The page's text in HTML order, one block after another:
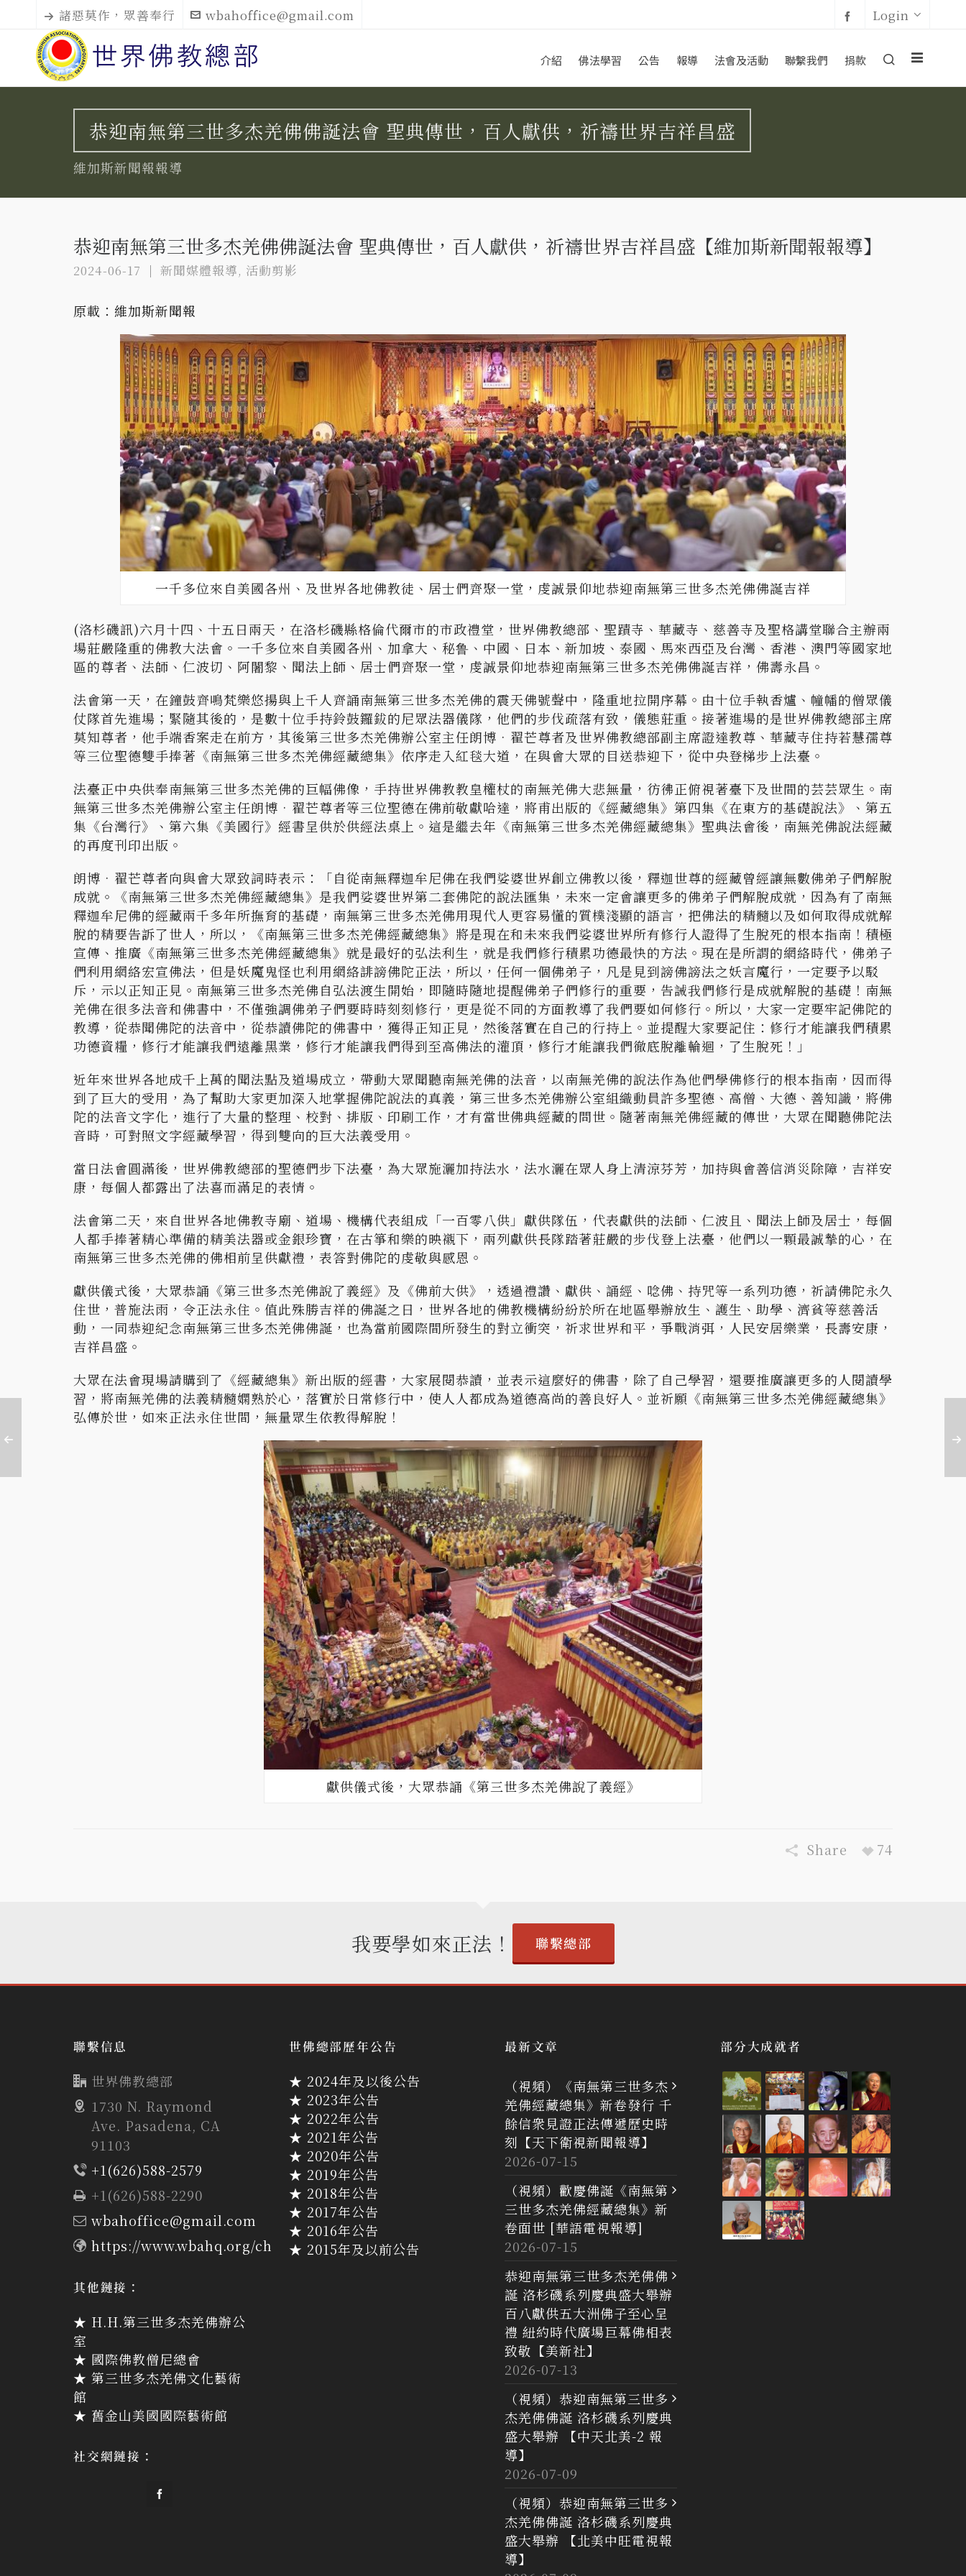
諸惡莫作，眾善奉行 wbahoffice@gmail.com Login
介紹 佛法學習 公告 報導 法會及活動 聯繫我們 捐款
恭迎南無第三世多杰羌佛佛誕法會 聖典傳世，百人獻供，祈禱世界吉祥昌盛
維加斯新聞報報導
恭迎南無第三世多杰羌佛佛誕法會 聖典傳世，百人獻供，祈禱世界吉祥昌盛【維加斯新聞報報導】
2024-06-17 新聞媒體報導, 活動剪影
原載： 維加斯新聞報
一千多位來自美國各州、及世界各地佛教徒、居士們齊聚一堂，虔誠景仰地恭迎南無第三世多杰羌佛佛誕吉祥
(洛杉磯訊)六月十四、十五日兩天，在洛杉磯縣格倫代爾市的市政禮堂，世界佛教總部、聖蹟寺、華藏寺、慈善寺及聖格講堂聯合主辦兩
場莊嚴隆重的佛教大法會。一千多位來自美國各州、加拿大、秘鲁、中國、日本、新加坡、泰國、馬來西亞及台灣、香港、澳門等國家地
區的尊者、法師、仁波切、阿闍黎、聞法上師、居士們齊聚一堂，虔誠景仰地恭迎南無第三世多杰羌佛佛誕吉祥，佛壽永昌。
法會第一天，在鐘鼓齊鳴梵樂悠揚與上千人齊誦南無第三世多杰羌佛的震天佛號聲中，隆重地拉開序幕。由十位手執香爐、幢幡的僧眾儀
仗隊首先進場；緊隨其後的，是數十位手持鈴鼓鑼鈸的尼眾法器儀隊，他們的步伐疏落有致，儀態莊重。接著進場的是世界佛教總部主席
莫知尊者，他手端香案走在前方，其後第三世多杰羌佛辦公室主任朗博•翟芒尊者及世界佛教總部副主席證達教尊、華藏寺住持若慧孺尊
等三位聖德雙手捧著《南無第三世多杰羌佛經藏總集》依序走入紅毯大道，在與會大眾的目送恭迎下，從中央登梯步上法臺。
法臺正中央供奉南無第三世多杰羌佛的巨幅佛像，手持世界佛教教皇權杖的南無羌佛大悲無量，彷彿正俯視著臺下及世間的芸芸眾生。南
無第三世多杰羌佛辦公室主任朗博•翟芒尊者等三位聖德在佛前敬獻哈達，將甫出版的《經藏總集》第四集《在東方的基礎說法》、第五
集《台灣行》、第六集《美國行》經書呈供於供經法桌上。這是繼去年《南無第三世多杰羌佛經藏總集》聖典法會後，南無羌佛說法經藏
的再度刊印出版。
朗博•翟芒尊者向與會大眾致詞時表示：「自從南無釋迦牟尼佛在我們娑婆世界創立佛教以後，釋迦世尊的經藏曾經讓無數佛弟子們解脫
成就。《南無第三世多杰羌佛經藏總集》是我們娑婆世界第二套佛陀的說法匯集，未來一定會讓更多的佛弟子們解脫成就，因為有了南無
釋迦牟尼佛的經藏兩千多年所撫育的基礎，南無第三世多杰羌佛用現代人更容易懂的質樸淺顯的語言，把佛法的精髓以及如何取得成就解
脫的精要告訴了世人，所以，《南無第三世多杰羌佛經藏總集》將是現在和未來我們娑婆世界所有修行人證得了生脫死的根本指南！積極
宣傳、推廣《南無第三世多杰羌佛經藏總集》就是最好的弘法利生，就是我們修行積累功德最快的方法。現在是所謂的網絡時代，佛弟子
們利用網絡宏宣佛法，但是妖魔鬼怪也利用網絡誹謗佛陀正法，所以，任何一個佛弟子，凡是見到謗佛謗法之妖言魔行，一定要予以駁
斥，示以正知正見。南無第三世多杰羌佛自弘法渡生開始，即隨時隨地提醒佛弟子們修行的重要，告誡我們修行是成就解脫的基礎！南無
羌佛在很多法音和佛書中，不僅強調佛弟子們要時時刻刻修行，更是從不同的方面教導了我們要如何修行。所以，大家一定要牢記佛陀的
教導，從恭聞佛陀的法音中，從恭讀佛陀的佛書中，獲得正知正見，然後落實在自己的行持上。並提醒大家要記住：修行才能讓我們積累
功德資糧，修行才能讓我們遠離黑業，修行才能讓我們得到至高佛法的灌頂，修行才能讓我們徹底脫離輪迴，了生脫死！」
近年來世界各地成千上萬的聞法點及道場成立，帶動大眾聞聽南無羌佛的法音，以南無羌佛的說法作為他們學佛修行的根本指南，因而得
到了巨大的受用，為了幫助大家更加深入地掌握佛陀說法的真義，第三世多杰羌佛辦公室組織動員許多聖德、高僧、大德、善知識，將佛
陀的法音文字化，進行了大量的整理、校對、排版、印刷工作，才有當世佛典經藏的問世。隨著南無羌佛經藏的傳世，大眾在聞聽佛陀法
音時，可對照文字經藏學習，得到雙向的巨大法義受用。
當日法會圓滿後，世界佛教總部的聖德們步下法臺，為大眾施灑加持法水，法水灑在眾人身上清涼芬芳，加持與會善信消災除障，吉祥安
康，每個人都露出了法喜而滿足的表情。
法會第二天，來自世界各地佛教寺廟、道場、機構代表組成「一百零八供」獻供隊伍，代表獻供的法師、仁波且、聞法上師及居士，每個
人都手捧著精心準備的精美法器或金銀珍寶，在古箏和樂的映襯下，兩列獻供長隊踏著莊嚴的步伐登上法臺，他們以一顆最誠摯的心，在
南無第三世多杰羌佛的佛相前呈供獻禮，表答對佛陀的虔敬與感恩。
獻供儀式後，大眾恭誦《第三世多杰羌佛說了義經》及《佛前大供》，透過禮讚、獻供、誦經、唸佛、持咒等一系列功德，祈請佛陀永久
住世，普施法雨，令正法永住。值此殊勝吉祥的佛誕之日，世界各地的佛教機構紛紛於所在地區舉辦放生、護生、助學、濟貧等慈善活
動，一同恭迎紀念南無第三世多杰羌佛佛誕，也為當前國際間所發生的對立衝突，祈求世界和平，爭戰消弭，人民安居樂業，長壽安康，
吉祥昌盛。
大眾在法會現場請購到了《經藏總集》新出版的經書，大家展閱恭讀，並表示這麼好的佛書，除了自己學習，還要推廣讓更多的人閱讀學
習，將南無羌佛的法義精髓嫻熟於心，落實於日常修行中，使人人都成為道德高尚的善良好人。並祈願《南無第三世多杰羌佛經藏總集》
弘傳於世，如來正法永住世間，無量眾生依教得解脫！
獻供儀式後，大眾恭誦《第三世多杰羌佛說了義經》
Share 74
我要學如來正法！ 聯繫總部
聯繫信息
世界佛教總部
1730 N. Raymond
Ave. Pasadena, CA
91103
+1(626)588-2579
+1(626)588-2290
wbahoffice@gmail.com
https://www.wbahq.org/ch
其他鏈接：
★ H.H.第三世多杰羌佛辦公
室
★ 國際佛教僧尼總會
★ 第三世多杰羌佛文化藝術
館
★ 舊金山美國國際藝術館
社交網鏈接：
世佛總部歷年公告
★ 2024年及以後公告
★ 2023年公告
★ 2022年公告
★ 2021年公告
★ 2020年公告
★ 2019年公告
★ 2018年公告
★ 2017年公告
★ 2016年公告
★ 2015年及以前公告
最新文章
（視頻）《南無第三世多杰
羌佛經藏總集》新卷發行 千
餘信衆見證正法傳遞歷史時
刻【天下衛視新聞報導】
2026-07-15
（視頻）歡慶佛誕《南無第
三世多杰羌佛經藏總集》新
卷面世 [華語電視報導]
2026-07-15
恭迎南無第三世多杰羌佛佛
誕 洛杉磯系列慶典盛大舉辦
百八獻供五大洲佛子至心呈
禮 紐約時代廣場巨幕佛相表
致敬【美新社】
2026-07-13
（視頻）恭迎南無第三世多
杰羌佛佛誕 洛杉磯系列慶典
盛大舉辦 【中天北美-2 報
導】
2026-07-09
（視頻）恭迎南無第三世多
杰羌佛佛誕 洛杉磯系列慶典
盛大舉辦 【北美中旺電視報
導】
部分大成就者